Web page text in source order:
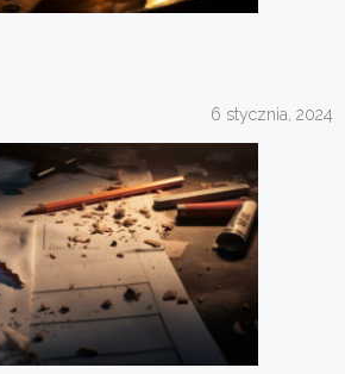
6 stycznia, 2024